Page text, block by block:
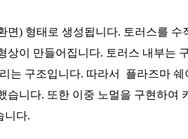
면) 형태로 생성됩니다. 토러스를 수
이 만들어집니다. 토러스 내부는 구
는 구조입니다. 따라서 플라즈마 쉐
습니다. 또한 이중 노멀을 구현하여
니다.